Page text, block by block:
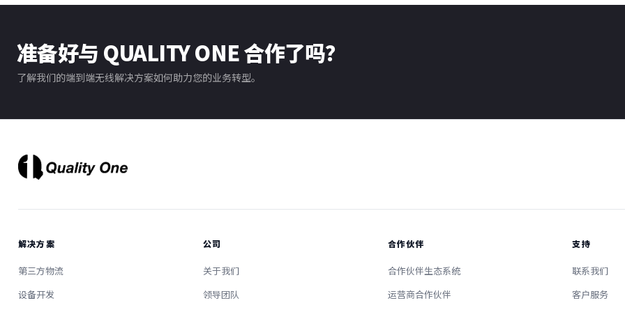
准备好与 QUALITY ONE 合作了吗？
了解我们的端到端无线解决方案如何助力您的业务转型。
解决方案
第三方物流
设备开发
公司
关于我们
领导团队
合作伙伴
合作伙伴生态系统
运营商合作伙伴
支持
联系我们
客户服务